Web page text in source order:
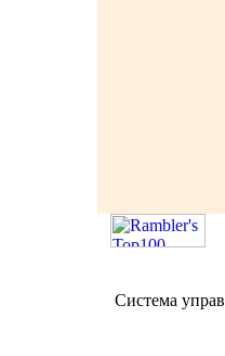
Система